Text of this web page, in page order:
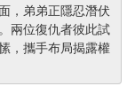
，弟弟正隱忍潛伏
兩位復仇者彼此試
，攜手布局揭露權